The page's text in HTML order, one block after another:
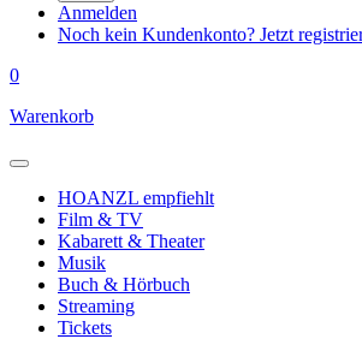
Anmelden
Noch kein Kundenkonto? Jetzt
0
Warenkorb
HOANZL empfiehlt
Film & TV
Kabarett & Theater
Musik
Buch & Hörbuch
Streaming
Tickets